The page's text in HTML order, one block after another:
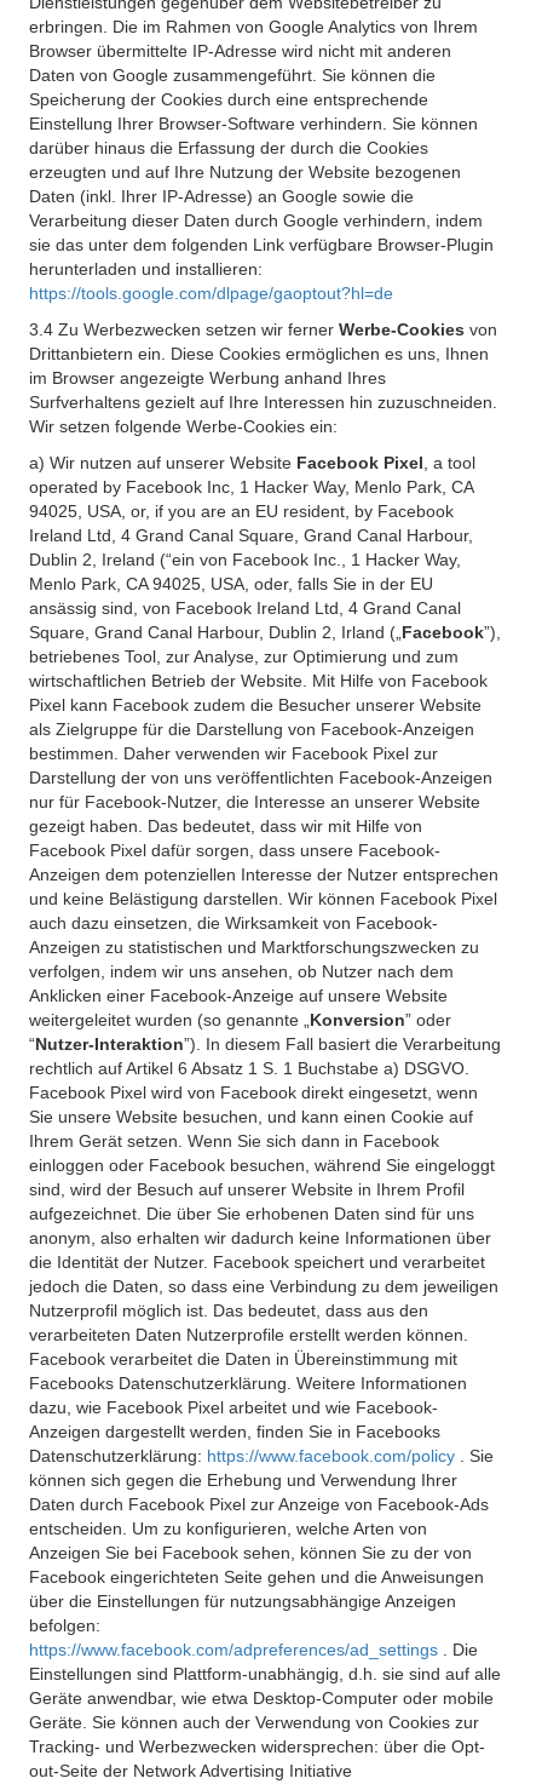
erbringen. Die im Rahmen von Google Analytics von Ihrem
Browser übermittelte IP-Adresse wird nicht mit anderen
Daten von Google zusammengeführt. Sie können die
Speicherung der Cookies durch eine entsprechende
Einstellung Ihrer Browser-Software verhindern. Sie können
darüber hinaus die Erfassung der durch die Cookies
erzeugten und auf Ihre Nutzung der Website bezogenen
Daten (inkl. Ihrer IP-Adresse) an Google sowie die
Verarbeitung dieser Daten durch Google verhindern, indem
sie das unter dem folgenden Link verfügbare Browser-Plugin
herunterladen und installieren:
https://tools.google.com/dlpage/gaoptout?hl=de
3.4 Zu Werbezwecken setzen wir ferner Werbe-Cookies von
Drittanbietern ein. Diese Cookies ermöglichen es uns, Ihnen
im Browser angezeigte Werbung anhand Ihres
Surfverhaltens gezielt auf Ihre Interessen hin zuzuschneiden.
Wir setzen folgende Werbe-Cookies ein:
a) Wir nutzen auf unserer Website Facebook Pixel , a tool
operated by Facebook Inc, 1 Hacker Way, Menlo Park, CA
94025, USA, or, if you are an EU resident, by Facebook
Ireland Ltd, 4 Grand Canal Square, Grand Canal Harbour,
Dublin 2, Ireland (“ein von Facebook Inc., 1 Hacker Way,
Menlo Park, CA 94025, USA, oder, falls Sie in der EU
ansässig sind, von Facebook Ireland Ltd, 4 Grand Canal
Square, Grand Canal Harbour, Dublin 2, Irland („ Facebook”),
betriebenes Tool, zur Analyse, zur Optimierung und zum
wirtschaftlichen Betrieb der Website. Mit Hilfe von Facebook
Pixel kann Facebook zudem die Besucher unserer Website
als Zielgruppe für die Darstellung von Facebook-Anzeigen
bestimmen. Daher verwenden wir Facebook Pixel zur
Darstellung der von uns veröffentlichten Facebook-Anzeigen
nur für Facebook-Nutzer, die Interesse an unserer Website
gezeigt haben. Das bedeutet, dass wir mit Hilfe von
Facebook Pixel dafür sorgen, dass unsere Facebook-
Anzeigen dem potenziellen Interesse der Nutzer entsprechen
und keine Belästigung darstellen. Wir können Facebook Pixel
auch dazu einsetzen, die Wirksamkeit von Facebook-
Anzeigen zu statistischen und Marktforschungszwecken zu
verfolgen, indem wir uns ansehen, ob Nutzer nach dem
Anklicken einer Facebook-Anzeige auf unsere Website
weitergeleitet wurden (so genannte „ Konversion” oder
“Nutzer-Interaktion”). In diesem Fall basiert die Verarbeitung
rechtlich auf Artikel 6 Absatz 1 S. 1 Buchstabe a) DSGVO.
Facebook Pixel wird von Facebook direkt eingesetzt, wenn
Sie unsere Website besuchen, und kann einen Cookie auf
Ihrem Gerät setzen. Wenn Sie sich dann in Facebook
einloggen oder Facebook besuchen, während Sie eingeloggt
sind, wird der Besuch auf unserer Website in Ihrem Profil
aufgezeichnet. Die über Sie erhobenen Daten sind für uns
anonym, also erhalten wir dadurch keine Informationen über
die Identität der Nutzer. Facebook speichert und verarbeitet
jedoch die Daten, so dass eine Verbindung zu dem jeweiligen
Nutzerprofil möglich ist. Das bedeutet, dass aus den
verarbeiteten Daten Nutzerprofile erstellt werden können.
Facebook verarbeitet die Daten in Übereinstimmung mit
Facebooks Datenschutzerklärung. Weitere Informationen
dazu, wie Facebook Pixel arbeitet und wie Facebook-
Anzeigen dargestellt werden, finden Sie in Facebooks
Datenschutzerklärung: https://www.facebook.com/policy
. Sie
können sich gegen die Erhebung und Verwendung Ihrer
Daten durch Facebook Pixel zur Anzeige von Facebook-Ads
entscheiden. Um zu konfigurieren, welche Arten von
Anzeigen Sie bei Facebook sehen, können Sie zu der von
Facebook eingerichteten Seite gehen und die Anweisungen
über die Einstellungen für nutzungsabhängige Anzeigen
befolgen:
https://www.facebook.com/adpreferences/ad_settings
. Die
Einstellungen sind Plattform-unabhängig, d.h. sie sind auf alle
Geräte anwendbar, wie etwa Desktop-Computer oder mobile
Geräte. Sie können auch der Verwendung von Cookies zur
Tracking- und Werbezwecken widersprechen: über die Opt-
out-Seite der Network Advertising Initiative